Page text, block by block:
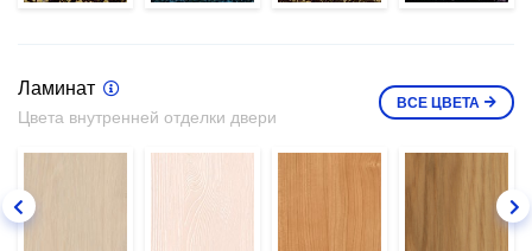
Ламинат
Цвета внутренней отделки двери
ВСЕ ЦВЕТА